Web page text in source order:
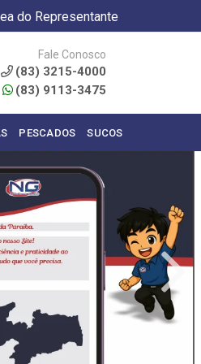
do Representante
Fale Conosco
(83) 3215-4000
(83) 9113-3475
PESCADOS SUCOS